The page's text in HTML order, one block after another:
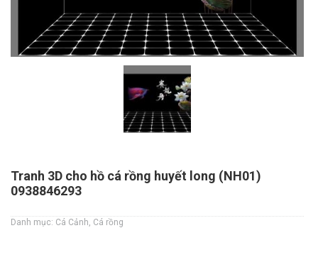
Tranh 3D cho hồ cá rồng huyết long (NH01)
0938846293
Danh mục: Cá Cảnh, Cá rồng